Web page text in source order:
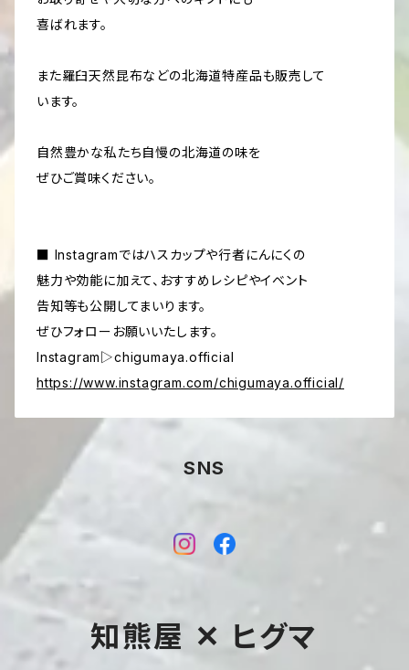
喜ばれます。
また羅臼天然昆布などの北海道特産品も販売して
います。
自然豊かな私たち自慢の北海道の味を
ぜひご賞味ください。
■ Instagramではハスカップや行者にんにくの
魅力や効能に加えて、おすすめレシピやイベント
告知等も公開してまいります。
ぜひフォローお願いいたします。
Instagram▷chigumaya.official
https://www.instagram.com/chigumaya.official/
SNS
知熊屋 ✕ ヒグマ